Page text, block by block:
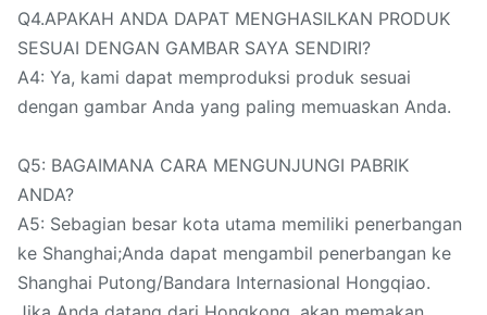
Q4.APAKAH ANDA DAPAT MENGHASILKAN PRODUK
SESUAI DENGAN GAMBAR SAYA SENDIRI?
A4: Ya, kami dapat memproduksi produk sesuai
dengan gambar Anda yang paling memuaskan Anda.
Q5: BAGAIMANA CARA MENGUNJUNGI PABRIK
ANDA?
A5: Sebagian besar kota utama memiliki penerbangan
ke Shanghai;Anda dapat mengambil penerbangan ke
Shanghai Putong/Bandara Internasional Hongqiao.